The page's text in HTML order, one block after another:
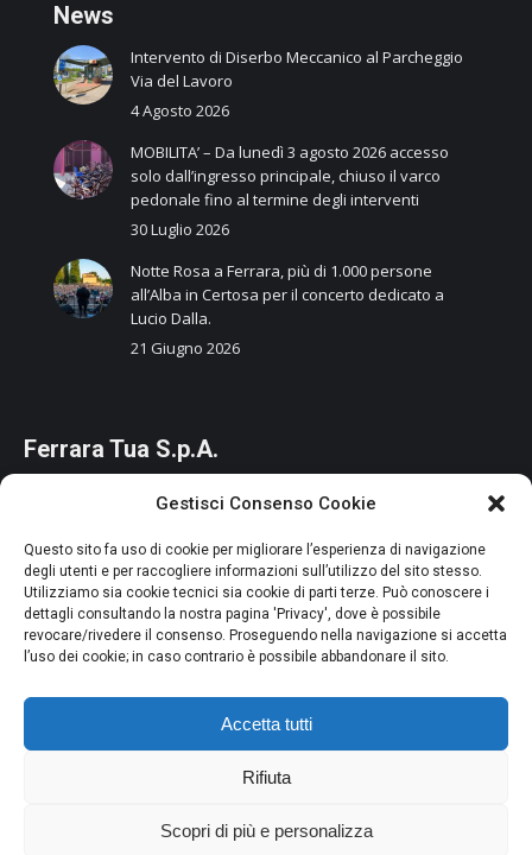
Gestisci Consenso Cookie
Questo sito fa uso di cookie per migliorare l’esperienza di navigazione
degli utenti e per raccogliere informazioni sull’utilizzo del sito stesso.
Utilizziamo sia cookie tecnici sia cookie di parti terze. Può conoscere i
dettagli consultando la nostra pagina 'Privacy', dove è possibile
revocare/rivedere il consenso. Proseguendo nella navigazione si accetta
l’uso dei cookie; in caso contrario è possibile abbandonare il sito.
Accetta tutti
Rifiuta
Scopri di più e personalizza
News
Intervento di Diserbo Meccanico al Parcheggio
Via del Lavoro
4 Agosto 2026
MOBILITA’ – Da lunedì 3 agosto 2026 accesso
solo dall’ingresso principale, chiuso il varco
pedonale fino al termine degli interventi
30 Luglio 2026
Notte Rosa a Ferrara, più di 1.000 persone
all’Alba in Certosa per il concerto dedicato a
Lucio Dalla.
21 Giugno 2026
Ferrara Tua S.p.A.
Iscr CCIAA di Ferrara n. 01964880387
R.E.A. n. 214063
Società Unipersonale del Comune di Ferrara
Credits
Privacy e Cookie Policy
Segnalazioni Whistleblowing